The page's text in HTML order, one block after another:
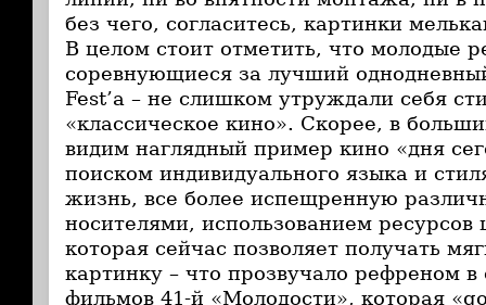
без чего, согласитесь, картинки
В целом стоит отметить, что молодые
соревнующиеся за лучший
Fest’а – не слишком утруждали себя
«классическое кино». Скорее, в
видим наглядный пример кино «дня
поиском индивидуального языка и
жизнь, все более испещренную
носителями, использованием ресурсов
которая сейчас позволяет получать
картинку – что прозвучало рефреном
фильмов 41-й «Молодости», которая